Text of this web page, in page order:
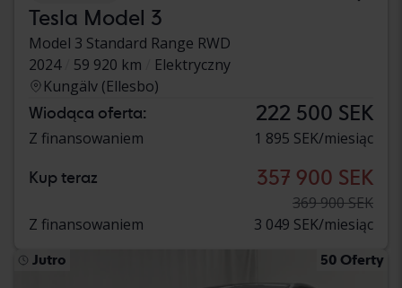
Tesla Model 3
Model 3 Standard Range RWD
2024
59 920 km
Elektryczny
Kungälv (Ellesbo)
Wiodąca oferta: 222 500 SEK
Z finansowaniem 1 895 SEK/miesiąc
Kup teraz 357 900 SEK
369 900 SEK
Z finansowaniem
3 049 SEK/miesiąc
Jutro 50 Oferty